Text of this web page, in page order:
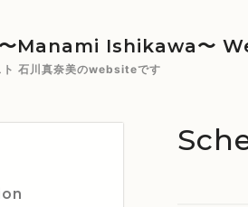
〜Manami Ishikawa〜
ト 石川真奈美のwebsiteです